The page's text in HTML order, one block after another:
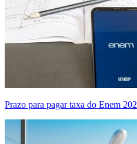
Prazo para pagar taxa do Enem